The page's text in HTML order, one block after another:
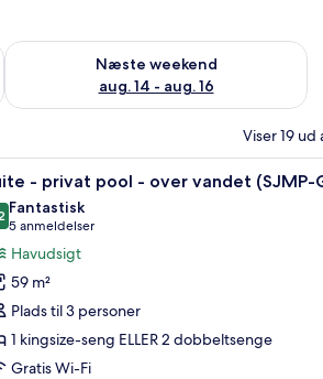
aug. 7 - aug. 9
Næste weekend
aug. 14 - aug. 16
Tjek tilgængelighed for næste weekend
Viser 19
på væggen.
med udsigt over et klart, blåt hav.
En
10 - privat pool - over vandet (SJMP-
ud af 10
Fantastisk
5 anmeldelser
(5
anmeldelser)
Havudsigt
59 m²
Plads til 3 personer
1 kingsize-seng ELLER 2 dobbeltsenge
Gratis Wi-Fi